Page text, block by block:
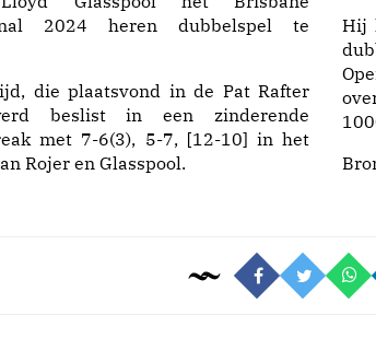
2024 heren dubbelspel te
die plaatsvond in de Pat Rafter
beslist in een zinderende
met 7-6(3), 5-7, [12-10] in het
Rojer en Glasspool.
Hij